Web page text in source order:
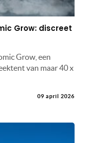
Grow: discreet
Grow, een
van maar 40 x
09 april 2026